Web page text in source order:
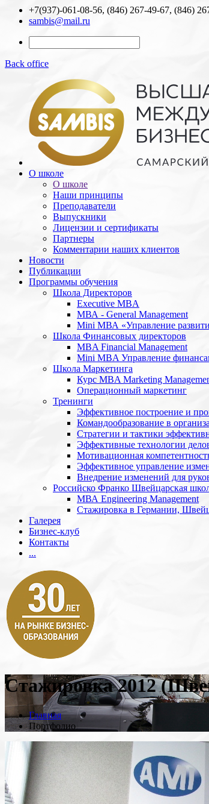
+7(937)-061-08-56, (846) 267-49-67, (846)
sambis@mail.ru
Back office
О школе
О школе
Наши принципы
Преподаватели
Выпускники
Лицензии и cертификаты
Партнеры
Комментарии наших клиентов
Новости
Публикации
Программы обучения
Школа Директоров
Executive MBA
МВА - General Management
Mini МВА «Управление
Школа Финансовых директоров
MBA Financial Management
Mini MBA Управление
Школа Маркетинга
Курс MBA Marketing
Операционный маркетинг
Тренинги
Эффективное построение и
Командообразование в
Стратегии и тактики
Эффективные технологии
Мотивационная
Эффективное управление
Внедрение изменений для
Российско Франко Швейцарская
МВА Engineering Management
Стажировка в Германии,
Галерея
Бизнес-клуб
Контакты
...
Стажировка 2012
Главная
Портфолио